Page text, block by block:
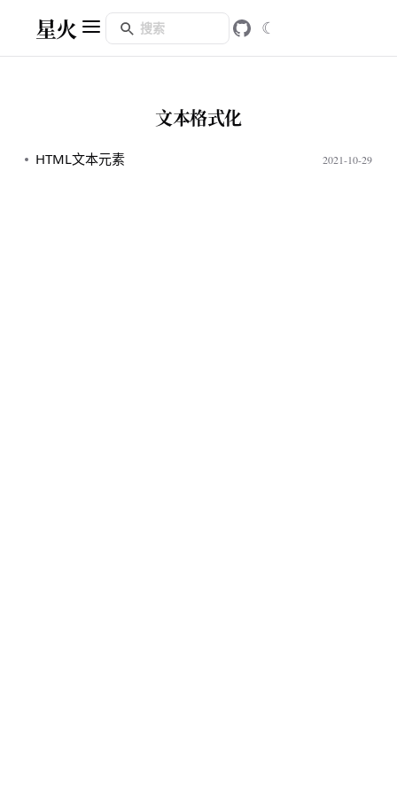
星火 ☾
文本格式化
HTML文本元素 2021-10-29